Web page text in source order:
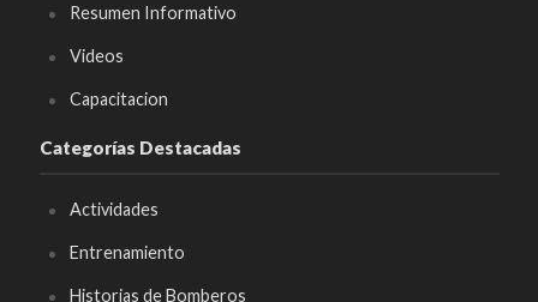
Resumen Informativo
Videos
Capacitacion
Categorías Destacadas
Actividades
Entrenamiento
Historias de Bomberos